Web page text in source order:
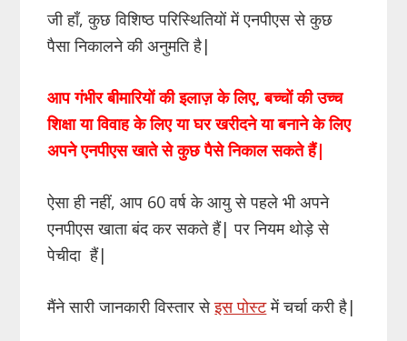
जी हाँ, कुछ विशिष्ठ परिस्थितियों में एनपीएस से कुछ
पैसा निकालने की अनुमति है|
आप गंभीर बीमारियों की इलाज़ के लिए, बच्चों की उच्च
शिक्षा या विवाह के लिए या घर खरीदने या बनाने के लिए
अपने एनपीएस खाते से कुछ पैसे निकाल सकते हैं|
ऐसा ही नहीं, आप 60 वर्ष के आयु से पहले भी अपने
एनपीएस खाता बंद कर सकते हैं| पर नियम थोड़े से
पेचीदा हैं|
मैंने सारी जानकारी विस्तार सेइस पोस्टमें चर्चा करी है|